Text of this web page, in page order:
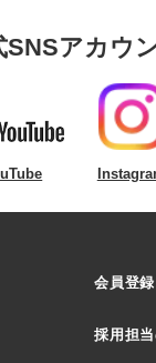
SNSアカウ
会員登録
採用担